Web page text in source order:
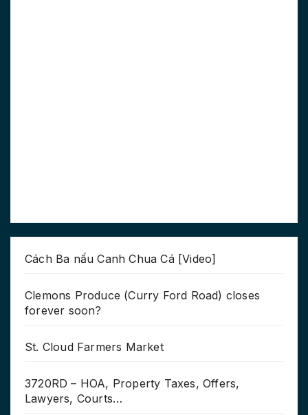
Cách Ba nấu Canh Chua Cá [Video]
Clemons Produce (Curry Ford Road) closes
forever soon?
St. Cloud Farmers Market
3720RD – HOA, Property Taxes, Offers,
Lawyers, Courts…